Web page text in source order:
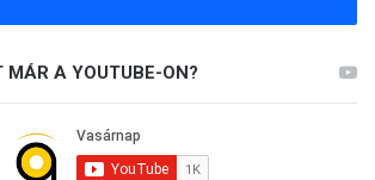
MÁR A YOUTUBE-ON?